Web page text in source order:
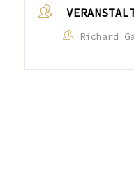
Richard